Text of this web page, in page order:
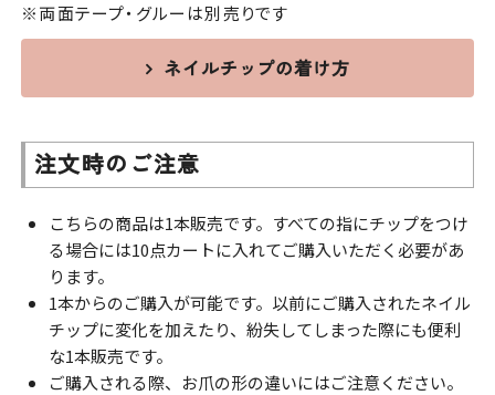
※両面テープ・グルーは別売りです
ネイルチップの着け方
注文時のご注意
こちらの商品は1本販売です。すべての指にチップをつけ
る場合には10点カートに入れてご購入いただく必要があ
ります。
1本からのご購入が可能です。以前にご購入されたネイル
チップに変化を加えたり、紛失してしまった際にも便利
な1本販売です。
ご購入される際、お爪の形の違いにはご注意ください。